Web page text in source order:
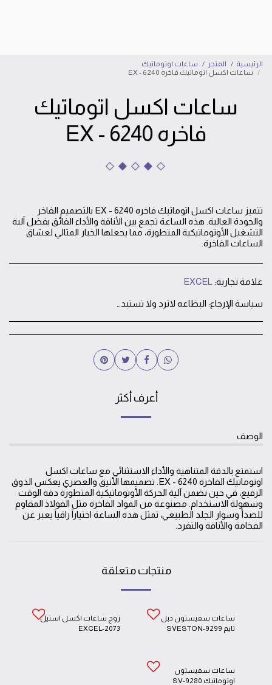
الرئيسية المتجر
ساعات اوتوماتيك
ساعات اكسل اتوماتيك فاخره EX - 6240
ساعات اكسل اتوماتيك
فاخره EX - 6240
تتميز ساعات اكسل اتوماتيك فاخره EX - 6240 بالتصميم الفاخر
والجودة العالية. هذه الساعة تجمع بين الأناقة والأداء الفائق بفضل آلية
التشغيل الأوتوماتيكية المتطورة، مما يجعلها الخيار المثالي لعشاق
الساعات الفاخرة.
علامة تجارية: EXCEL
سياسة الإرجاع:البظاعه لاترد ولا تستبدل بعد خروجها من المحل الا في حالة وجود خلل فني في الساعه يتم استبدالها او صيانتها
أعرف أكثر
الوصف
استمتع بالدقة المتناهية والأداء الاستثنائي مع ساعات اكسل
اوتوماتيك الفاخرة EX - 6240. تصميمها الأنيق والعصري يعكس الذوق
الرفيع، في حين تضمن آلية الحركة الأوتوماتيكية المتطورة دقة الوقت
وسهولة الاستخدام. مصنوعة من المواد الفاخرة مثل الفولاذ المقاوم
للصدأ وسوار الجلد الطبيعي، تمثل هذه الساعة اختياراً راقياً يعبر عن
الفخامة والأناقة والتفرد.
منتجات متعلقة
ساعات سفيستون دبل
تايم SVESTON-9299
زوج ساعات اكسل استيل
EXCEL-2073
ساعات سفيستون
اوتوماتيك SV-9280